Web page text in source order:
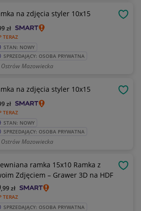
na zdjęcia styler 10x15
TERAZ
zł
STAN: NOWY
SPRZEDAJĄCY: OSOBA PRYWATNA
Ostrów Mazowiecka
na zdjęcia styler 10x15
TERAZ
zł
STAN: NOWY
SPRZEDAJĄCY: OSOBA PRYWATNA
Ostrów Mazowiecka
ramka 15x10 Ramka z
Zdjęciem – Grawer 3D na HDF
TERAZ
,99zł
SPRZEDAJĄCY: OSOBA PRYWATNA